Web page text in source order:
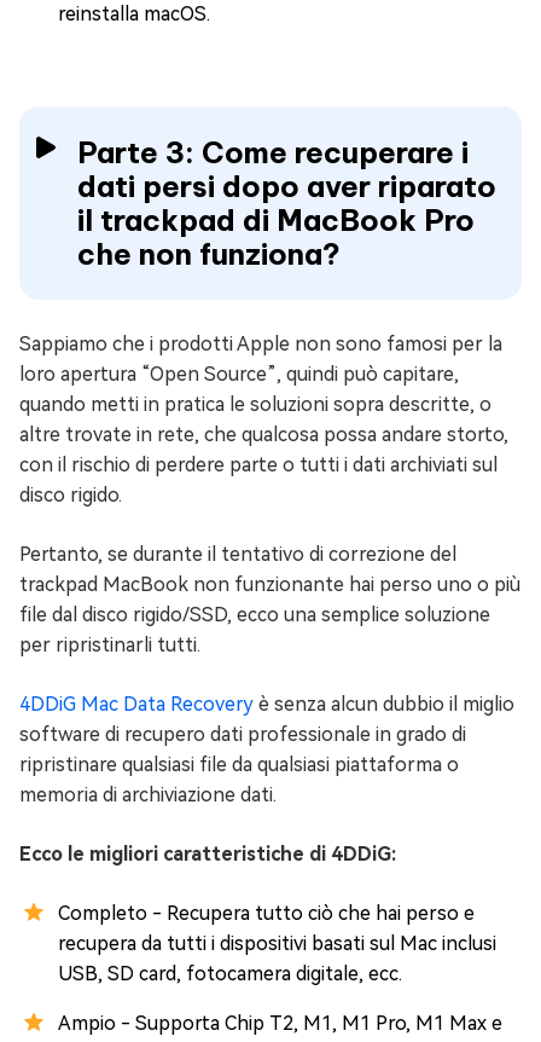
reinstalla macOS.
Parte 3: Come recuperare i
dati persi dopo aver riparato
il trackpad di MacBook Pro
che non funziona?
Sappiamo che i prodotti Apple non sono famosi per la
loro apertura “Open Source”, quindi può capitare,
quando metti in pratica le soluzioni sopra descritte, o
altre trovate in rete, che qualcosa possa andare storto,
con il rischio di perdere parte o tutti i dati archiviati sul
disco rigido.
Pertanto, se durante il tentativo di correzione del
trackpad MacBook non funzionante hai perso uno o più
file dal disco rigido/SSD, ecco una semplice soluzione
per ripristinarli tutti.
4DDiG Mac Data Recovery è senza alcun dubbio il miglio
software di recupero dati professionale in grado di
ripristinare qualsiasi file da qualsiasi piattaforma o
memoria di archiviazione dati.
Ecco le migliori caratteristiche di 4DDiG:
Completo - Recupera tutto ciò che hai perso e
recupera da tutti i dispositivi basati sul Mac inclusi
USB, SD card, fotocamera digitale, ecc.
Ampio - Supporta Chip T2, M1, M1 Pro, M1 Max e